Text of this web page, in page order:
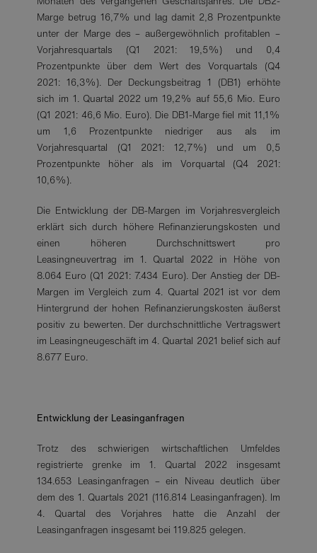
Marge betrug 16,7% und lag damit 2,8 Prozentpunkte
unter der Marge des – außergewöhnlich profitablen –
Vorjahresquartals (Q1 2021: 19,5%) und 0,4
Prozentpunkte über dem Wert des Vorquartals (Q4
2021: 16,3%). Der Deckungsbeitrag 1 (DB1) erhöhte
sich im 1. Quartal 2022 um 19,2% auf 55,6 Mio. Euro
(Q1 2021: 46,6 Mio. Euro). Die DB1-Marge fiel mit 11,1%
um 1,6 Prozentpunkte niedriger aus als im
Vorjahresquartal (Q1 2021: 12,7%) und um 0,5
Prozentpunkte höher als im Vorquartal (Q4 2021:
10,6%).
Die Entwicklung der DB-Margen im Vorjahresvergleich
erklärt sich durch höhere Refinanzierungskosten und
einen höheren Durchschnittswert pro
Leasingneuvertrag im 1. Quartal 2022 in Höhe von
8.064 Euro (Q1 2021: 7.434 Euro). Der Anstieg der DB-
Margen im Vergleich zum 4. Quartal 2021 ist vor dem
Hintergrund der hohen Refinanzierungskosten äußerst
positiv zu bewerten. Der durchschnittliche Vertragswert
im Leasingneugeschäft im 4. Quartal 2021 belief sich auf
8.677 Euro.
Entwicklung der Leasinganfragen
Trotz des schwierigen wirtschaftlichen Umfeldes
registrierte grenke im 1. Quartal 2022 insgesamt
134.653 Leasinganfragen – ein Niveau deutlich über
dem des 1. Quartals 2021 (116.814 Leasinganfragen). Im
4. Quartal des Vorjahres hatte die Anzahl der
Leasinganfragen insgesamt bei 119.825 gelegen.